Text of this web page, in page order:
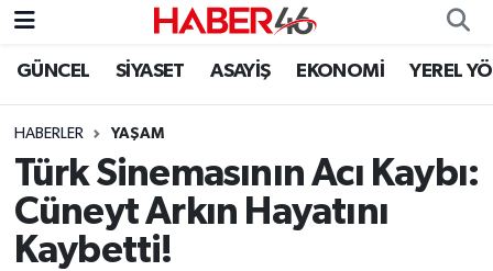
GÜNCEL SİYASET ASAYİŞ EKONOMİ YEREL
HABERLER YAŞAM
Türk Sinemasının Acı Kaybı:
Cüneyt Arkın Hayatını
Kaybetti!
GÜNCEL
SİYASET
EKONOMİ
SPOR
Nöbetçi Eczaneler
Hava Durumu
Kahramanmaraş Namaz Vakitleri
Trafik Durumu